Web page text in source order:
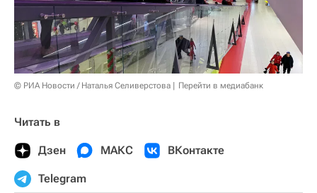
© РИА Новости / Наталья Селиверстова Перейти в медиабанк
Читать в
Дзен МАКС ВКонтакте
Telegram